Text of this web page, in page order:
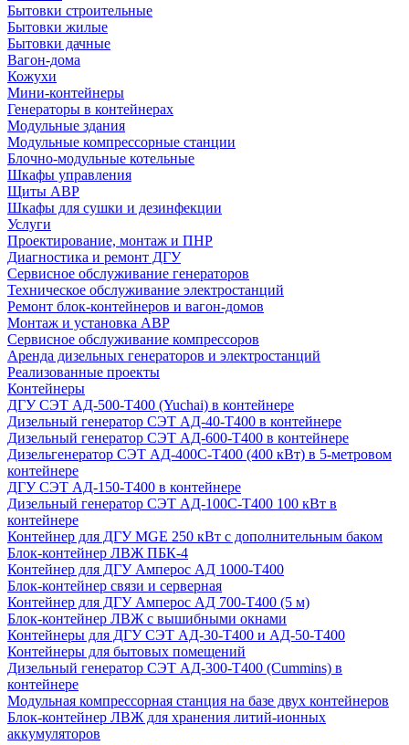
Бытовки строительные
Бытовки жилые
Бытовки дачные
Вагон-дома
Кожухи
Мини-контейнеры
Генераторы в контейнерах
Модульные здания
Модульные компрессорные станции
Блочно-модульные котельные
Шкафы управления
Щиты АВР
Шкафы для сушки и дезинфекции
Услуги
Проектирование, монтаж и ПНР
Диагностика и ремонт ДГУ
Сервисное обслуживание генераторов
Техническое обслуживание электростанций
Ремонт блок-контейнеров и вагон-домов
Монтаж и установка АВР
Сервисное обслуживание компрессоров
Аренда дизельных генераторов и электростанций
Реализованные проекты
Контейнеры
ДГУ СЭТ АД-500-Т400 (Yuchai) в контейнере
Дизельный генератор СЭТ АД-40-Т400 в контейнере
Дизельный генератор СЭТ АД-600-Т400 в контейнере
Дизельгенератор СЭТ АД-400С-Т400 (400 кВт) в 5-метровом
контейнере
ДГУ СЭТ АД-150-Т400 в контейнере
Дизельный генератор СЭТ АД-100С-Т400 100 кВт в
контейнере
Контейнер для ДГУ MGE 250 кВт с дополнительным баком
Блок-контейнер ЛВЖ ПБК-4
Контейнер для ДГУ Амперос АД 1000-Т400
Блок-контейнер связи и серверная
Контейнер для ДГУ Амперос АД 700-Т400 (5 м)
Блок-контейнер ЛВЖ с вышибными окнами
Контейнеры для ДГУ СЭТ АД-30-Т400 и АД-50-Т400
Контейнеры для бытовых помещений
Дизельный генератор СЭТ АД-300-Т400 (Cummins) в
контейнере
Модульная компрессорная станция на базе двух контейнеров
Блок-контейнер ЛВЖ для хранения литий-ионных
аккумуляторов